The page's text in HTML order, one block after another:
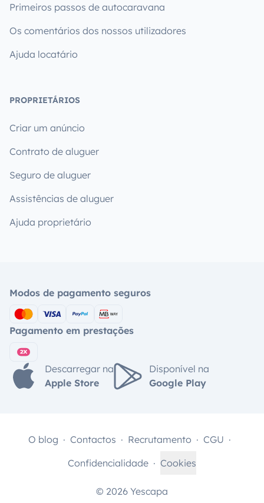
Primeiros passos de autocaravana
Os comentários dos nossos utilizadores
Ajuda locatário
PROPRIETÁRIOS
Criar um anúncio
Contrato de aluguer
Seguro de aluguer
Assistências de aluguer
Ajuda proprietário
Modos de pagamento seguros
Pagamento em prestações
Descarregar na
Apple Store
Disponível na
Google Play
© 2026 Yescapa
O blog Contactos Recrutamento
CGU
Confidencialidade
Cookies